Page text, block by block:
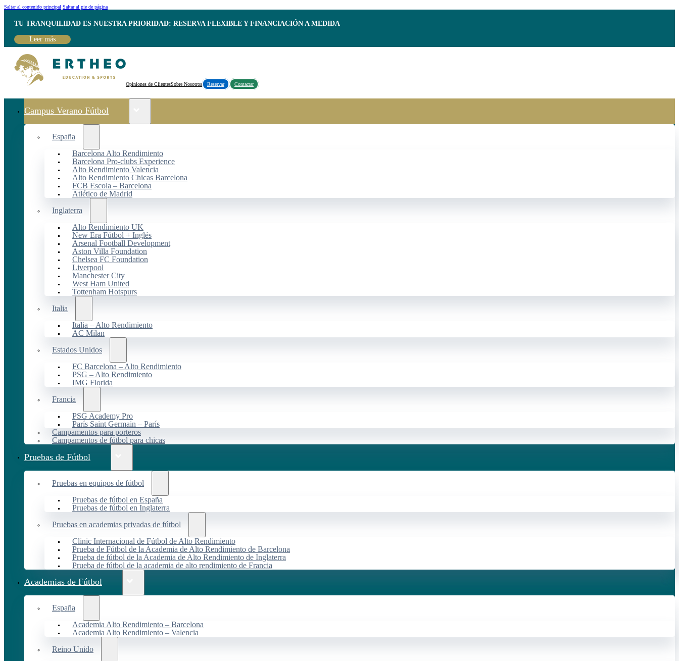
Saltar al contenido principal Saltar al pie de página
TU TRANQUILIDAD ES NUESTRA PRIORIDAD: RESERVA FLEXIBLE Y FINANCIACIÓN A MEDIDA
Leer más
Opiniones de ClientesSobre Nosotros Reservar Contactar
Campus Verano Fútbol
España
Barcelona Alto Rendimiento
Barcelona Pro-clubs Experience
Alto Rendimiento Valencia
Alto Rendimiento Chicas Barcelona
FCB Escola – Barcelona
Atlético de Madrid
Inglaterra
Alto Rendimiento UK
New Era Fútbol + Inglés
Arsenal Football Development
Aston Villa Foundation
Chelsea FC Foundation
Liverpool
Manchester City
West Ham United
Tottenham Hotspurs
Italia
Italia – Alto Rendimiento
AC Milan
Estados Unidos
FC Barcelona – Alto Rendimiento
PSG – Alto Rendimiento
IMG Florida
Francia
PSG Academy Pro
París Saint Germain – París
Campamentos para porteros
Campamentos de fútbol para chicas
Pruebas de Fútbol
Pruebas en equipos de fútbol
Pruebas de fútbol en España
Pruebas de fútbol en Inglaterra
Pruebas en academias privadas de fútbol
Clinic Internacional de Fútbol de Alto Rendimiento
Prueba de Fútbol de la Academia de Alto Rendimiento de Barcelona
Prueba de fútbol de la Academia de Alto Rendimiento de Inglaterra
Prueba de fútbol de la academia de alto rendimiento de Francia
Academias de Fútbol
España
Academia Alto Rendimiento – Barcelona
Academia Alto Rendimiento – Valencia
Reino Unido